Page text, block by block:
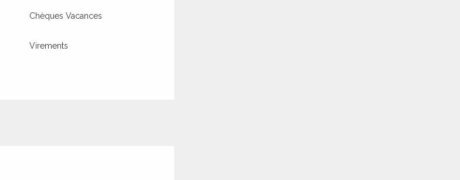
Chèques Vacances
Virements